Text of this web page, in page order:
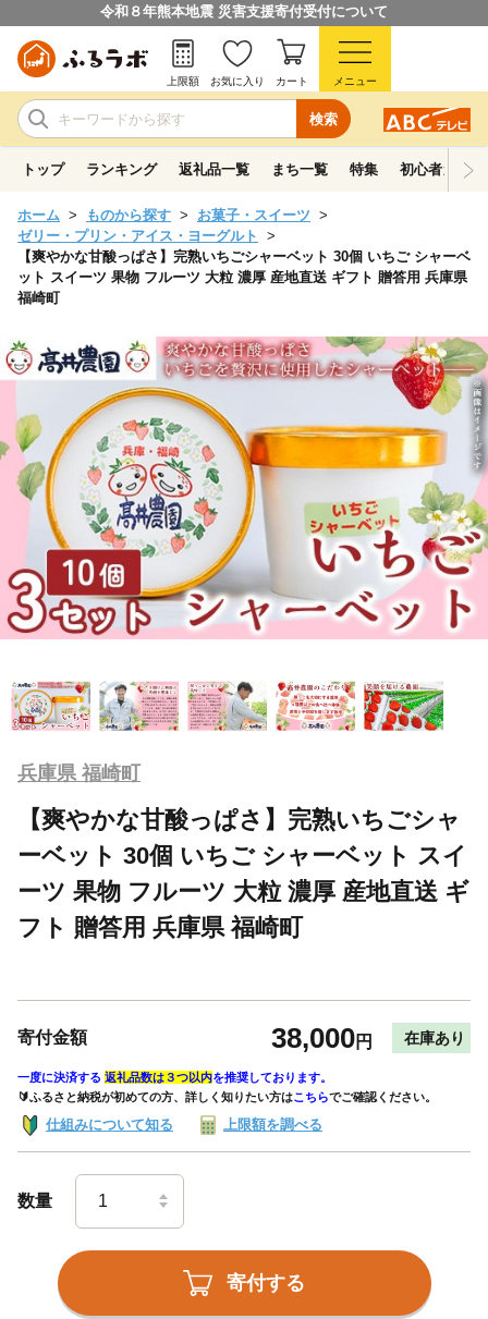
令和８年熊本地震 災害支援寄付受付について
検索
上限額 お気に入り カート メニュー
トップ ランキング 返礼品一覧 まち一覧 特集 初心者ガイド
ホーム ものから探す
お菓子・スイーツ
ゼリー・プリン・アイス・ヨーグルト
【爽やかな甘酸っぱさ】完熟いちごシャーベット 30個 いちご シャーベ
ット スイーツ 果物 フルーツ 大粒 濃厚 産地直送 ギフト 贈答用 兵庫県
福崎町
兵庫県 福崎町
【爽やかな甘酸っぱさ】完熟いちごシャ
ーベット 30個 いちご シャーベット スイ
ーツ 果物 フルーツ 大粒 濃厚 産地直送 ギ
フト 贈答用 兵庫県 福崎町
寄付金額 38,000円 在庫あり
一度に決済する 返礼品数は３つ以内を推奨しております。
🔰ふるさと納税が初めての方、詳しく知りたい方はこちらでご確認ください。
仕組みについて知る 上限額を調べる
数量
寄付する